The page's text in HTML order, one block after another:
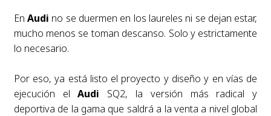
EnAudi no se duermen en los laureles ni se dejan estar,
mucho menos se toman descanso. Solo y estrictamente
lo necesario.
Por eso, ya está listo el proyecto y diseño y en vías de
ejecución elAudi SQ2, la versión más radical y
deportiva de la gama que saldrá a la venta a nivel global